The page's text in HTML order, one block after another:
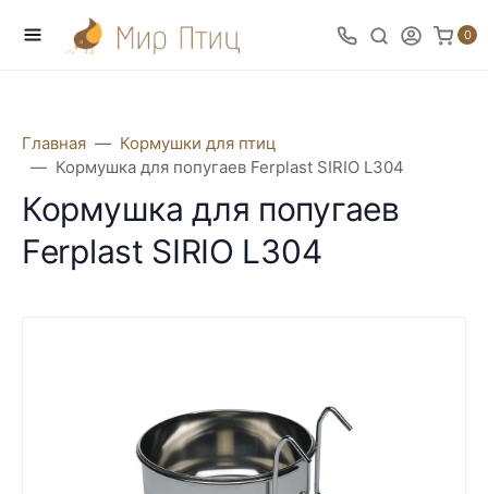
0
Главная
Кормушки для птиц
Кормушка для попугаев Ferplast SIRIO L304
Кормушка для попугаев
Ferplast SIRIO L304